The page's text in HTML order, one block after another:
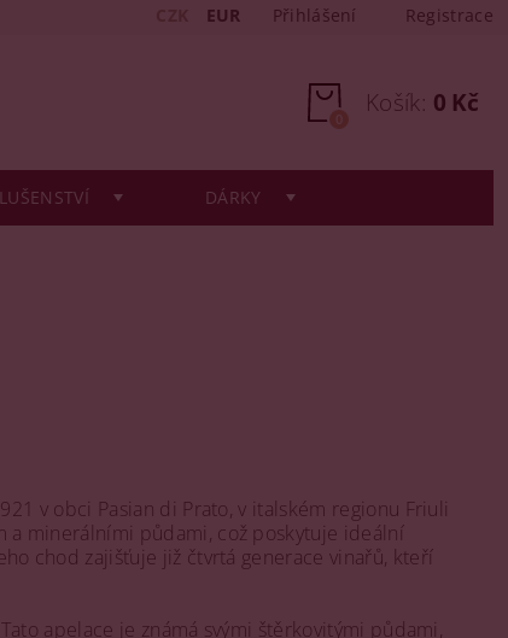
EUR Přihlášení Registrace
Košík: 0 Kč
0
DÁRKY
v obci Pasian di Prato, v italském regionu Friuli
a minerálními půdami, což poskytuje ideální
chod zajišťuje již čtvrtá generace vinařů, kteří
apelace je známá svými štěrkovitými půdami,